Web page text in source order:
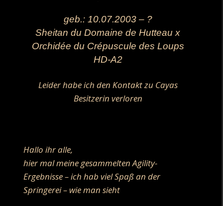
geb.: 10.07.2003 – ?
Sheitan du Domaine de Hutteau x
Orchidée du Crépuscule des Loups
HD-A2
Leider habe ich den Kontakt zu Cayas
Besitzerin verloren
Hallo ihr alle,
hier mal meine gesammelten Agility-
Ergebnisse – ich hab viel Spaß an der
Springerei – wie man sieht